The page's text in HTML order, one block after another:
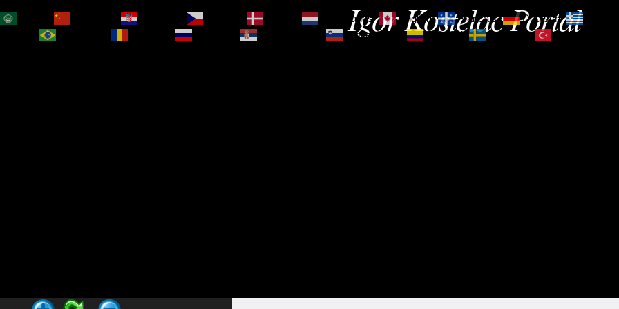
Igor Kostelac Portal
Nederlands English Français Deutsch
Slovenščina Español Svenska Türkçe